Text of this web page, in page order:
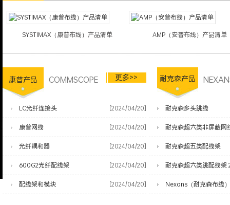
SYSTIMAX（康普布线）产品清单 AMP（安普布线）产品清单
康普产品 COMMSCOPE 更多>>
LC光纤连接头 [2024/04/20]
康普网线 [2024/04/20]
光纤耦和器 [2024/04/20]
600G2光纤配线架 [2024/04/20]
配线架和模块 [2024/04/20]
耐克森产品
耐克森多头跳线
耐克森超六类非屏蔽网
耐克森超五类配线架
耐克森超六类跳配线架
Nexans（耐克森布线